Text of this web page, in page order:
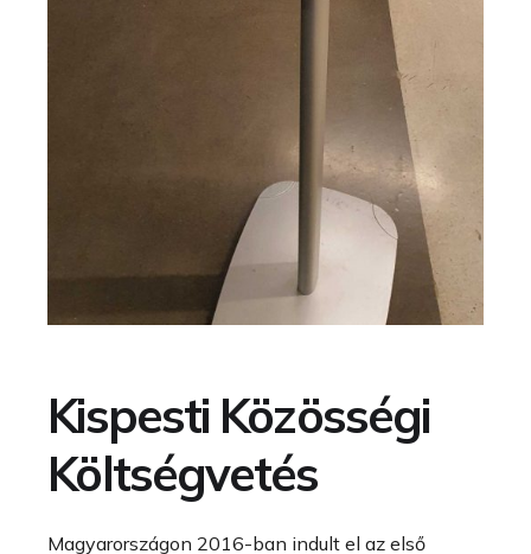
Kispesti Közösségi
Költségvetés
Magyarországon 2016-ban indult el az első